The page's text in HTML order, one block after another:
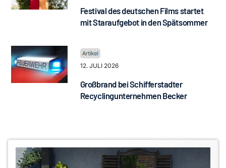
Festival des deutschen Films startet
mit Staraufgebot in den Spätsommer
12. JULI 2026
Großbrand bei Schifferstadter
Recyclingunternehmen Becker